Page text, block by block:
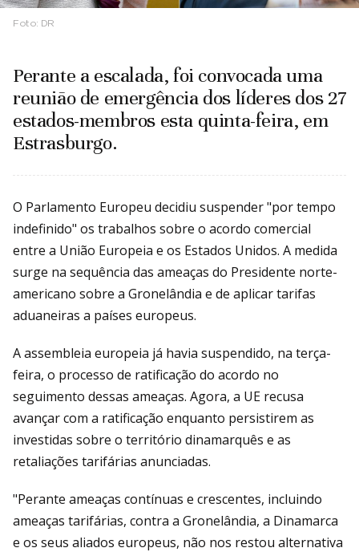
Foto: DR
Perante a escalada, foi convocada uma
reunião de emergência dos líderes dos 27
estados-membros esta quinta-feira, em
Estrasburgo.
O Parlamento Europeu decidiu suspender "por tempo
indefinido" os trabalhos sobre o acordo comercial
entre a União Europeia e os Estados Unidos. A medida
surge na sequência das ameaças do Presidente norte-
americano sobre a Gronelândia e de aplicar tarifas
aduaneiras a países europeus.
A assembleia europeia já havia suspendido, na terça-
feira, o processo de ratificação do acordo no
seguimento dessas ameaças. Agora, a UE recusa
avançar com a ratificação enquanto persistirem as
investidas sobre o território dinamarquês e as
retaliações tarifárias anunciadas.
"Perante ameaças contínuas e crescentes, incluindo
ameaças tarifárias, contra a Gronelândia, a Dinamarca
e os seus aliados europeus, não nos restou alternativa